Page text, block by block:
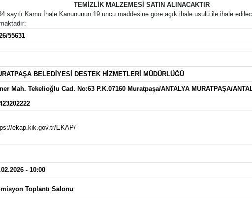
TEMİZLİK MALZEMESİ SATIN ALINACAKTIR
sayılı Kamu İhale Kanununun 19 uncu maddesine göre açık ihale usulü ile ihale
55631
BELEDİYESİ DESTEK HİZMETLERİ MÜDÜRLÜĞÜ
Mah. Tekelioğlu Cad. No:63 P.K.07160 Muratpaşa/ANTALYA MURATPAŞA/
ekap.kik.gov.tr/EKAP/
- 10:00
Toplantı Salonu